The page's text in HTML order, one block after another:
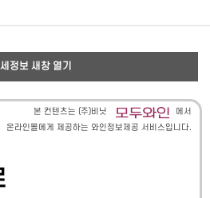
정보 새창 열기
본 컨텐츠는 (주)비닛
에서
온라인몰에게 제공하는 와인정보제공 서비스입니다.